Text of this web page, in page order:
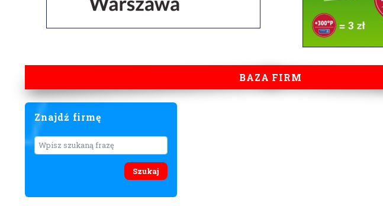
BAZA FIRM
Znajdź firmę
Wyszukaj